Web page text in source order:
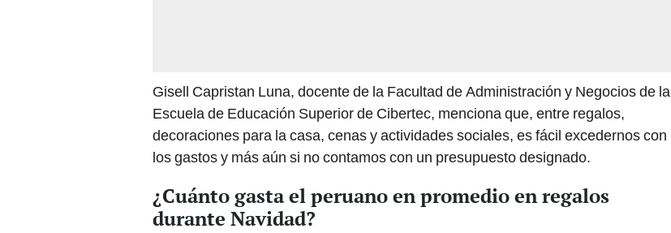
Gisell Capristan Luna, docente de la Facultad de Administración y Negocios de la
Escuela de Educación Superior de Cibertec, menciona que, entre regalos,
decoraciones para la casa, cenas y actividades sociales, es fácil excedernos con
los gastos y más aún si no contamos con un presupuesto designado.
¿Cuánto gasta el peruano en promedio en regalos
durante Navidad?